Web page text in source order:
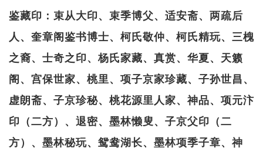
鉴藏印：束从大印、束季博父、适安斋、两疏后
人、奎章阁鉴书博士、柯氏敬仲、柯氏精玩、三槐
之裔、士奇之印、杨氏家藏、真赏、华夏、天籁
阁、宫保世家、桃里、项子京家珍藏、子孙世昌、
虚朗斋、子京珍秘、桃花源里人家、神品、项元汴
印（二方）、退密、墨林懒叟、子京父印（二
方）、墨林秘玩、鸳鸯湖长、墨林项季子章、神